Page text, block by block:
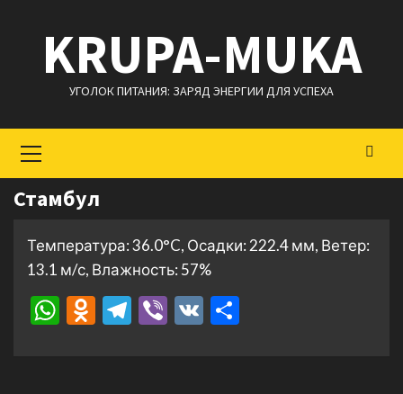
содержимому
KRUPA-MUKA
УГОЛОК ПИТАНИЯ: ЗАРЯД ЭНЕРГИИ ДЛЯ УСПЕХА
меню
Стамбул
Температура: 36.0°C, Осадки: 222.4 мм, Ветер:
13.1 м/с, Влажность: 57%
WhatsApp
Odnoklassniki
Telegram
Viber
VK